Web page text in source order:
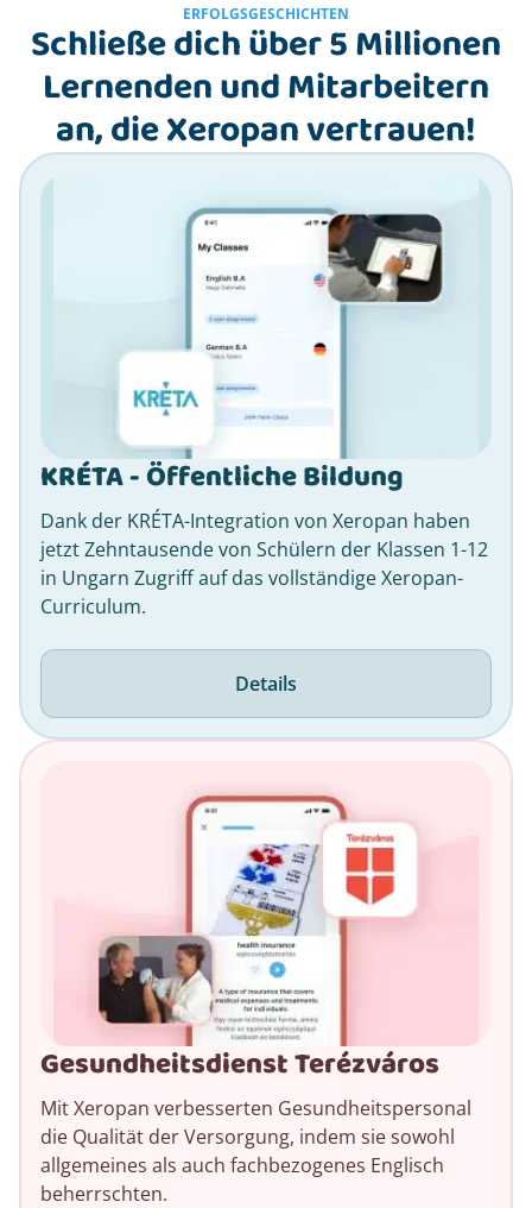
ERFOLGSGESCHICHTEN
Schließe dich über 5 Millionen
Lernenden und Mitarbeitern
an, die Xeropan vertrauen!
KRÉTA - Öffentliche Bildung
Dank der KRÉTA-Integration von Xeropan haben
jetzt Zehntausende von Schülern der Klassen 1-12
in Ungarn Zugriff auf das vollständige Xeropan-
Curriculum.
Details
Gesundheitsdienst Terézváros
Mit Xeropan verbesserten Gesundheitspersonal
die Qualität der Versorgung, indem sie sowohl
allgemeines als auch fachbezogenes Englisch
beherrschten.